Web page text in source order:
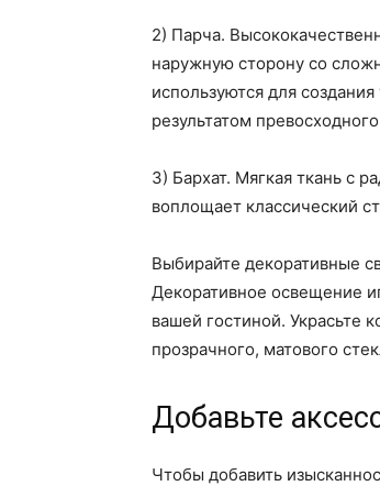
2) Парча.
наружную сторону со
используются для
результатом
3) Бархат. Мягкая ткань с
воплощает классический
Выбирайте декоративные
Декоративное освещение
вашей гостиной. Украсьте
прозрачного, матового
Добавьте
Чтобы добавить